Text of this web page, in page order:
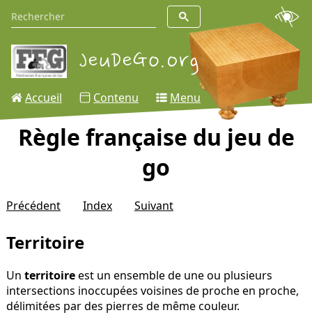
Accueil Contenu Menu
Règle française du jeu de
go
Précédent Index Suivant
Territoire
Un territoireest un ensemble de une ou plusieurs
intersections inoccupées voisines de proche en proche,
délimitées par des pierres de même couleur.